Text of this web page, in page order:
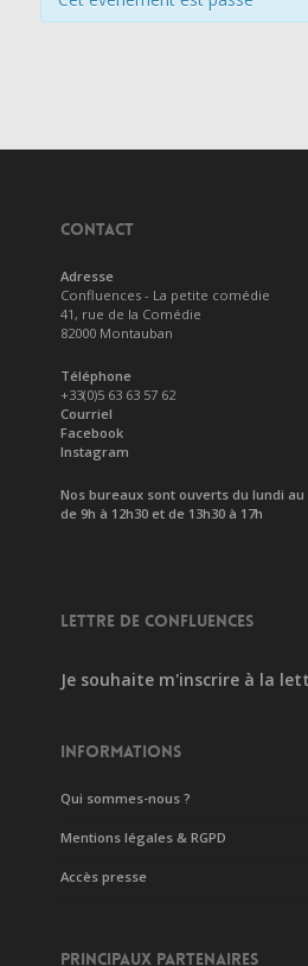
CONTACT
Adresse
Confluences - La petite comédie
41, rue de la Comédie
82000 Montauban
Téléphone
+33(0)5 63 63 57 62
Courriel
Facebook
Instagram
Nos bureaux sont ouverts du lundi
de 9h à 12h30 et de 13h30 à 17h
LETTRE DE CONFLUENCES
Je souhaite m'inscrire à la
INFORMATIONS
Qui sommes-nous ?
Mentions légales & RGPD
Accès presse
PRINCIPAUX PARTENAIRES